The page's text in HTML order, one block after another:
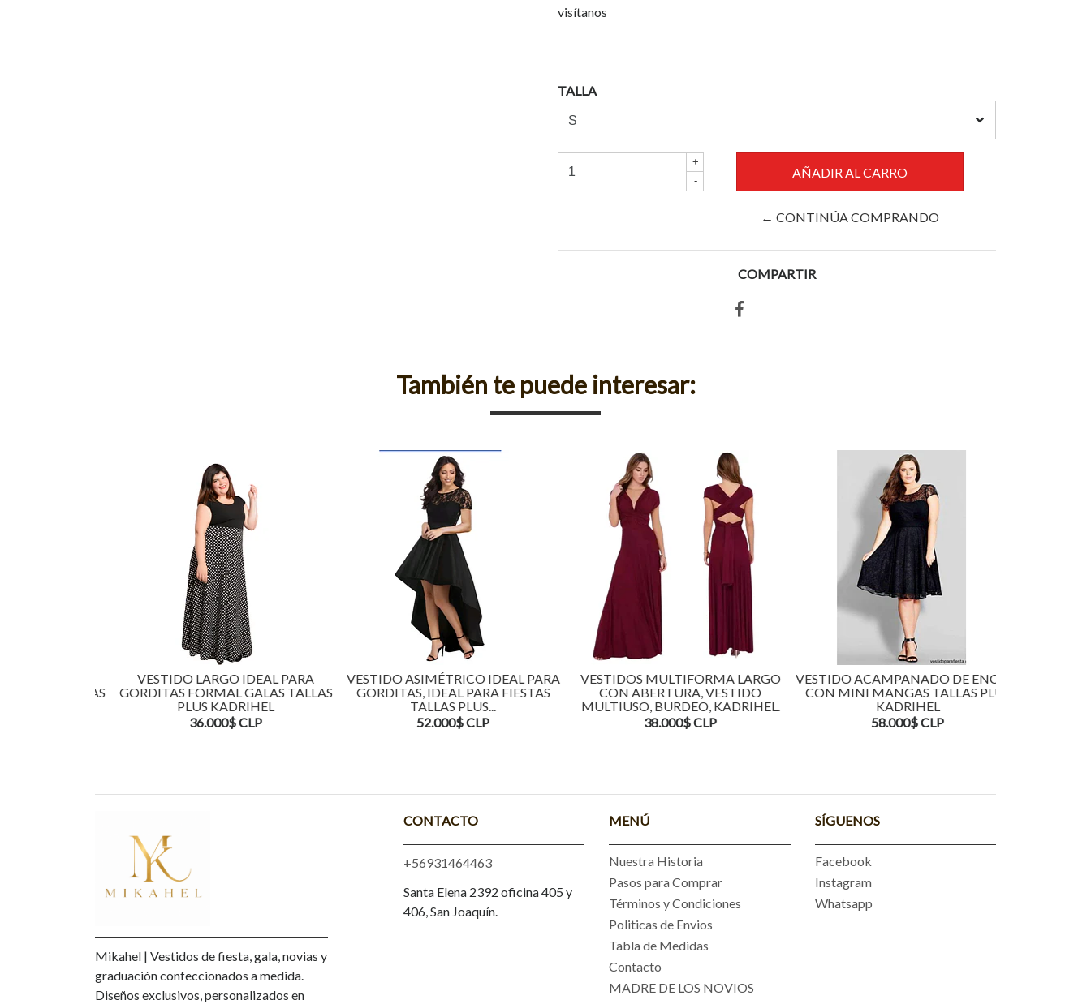
visítanos
TALLA
+
-
← CONTINÚA COMPRANDO
COMPARTIR
También te puede interesar:
VESTIDO LARGO IDEAL PARA
GORDITAS FORMAL GALAS TALLAS
PLUS KADRIHEL
36.000$ CLP
VESTIDO ASIMÉTRICO IDEAL PARA
GORDITAS, IDEAL PARA FIESTAS
TALLAS PLUS...
52.000$ CLP
VESTIDOS MULTIFORMA LARGO
CON ABERTURA, VESTIDO
MULTIUSO, BURDEO, KADRIHEL.
38.000$ CLP
VESTIDO ACAMPANADO DE ENCAJE
CON MINI MANGAS TALLAS PLUS
KADRIHEL
58.000$ CLP
Mikahel | Vestidos de fiesta, gala, novias y
graduación confeccionados a medida.
Diseños exclusivos, personalizados en
CONTACTO
+56931464463
Santa Elena 2392 oficina 405 y
406, San Joaquín.
MENÚ
Nuestra Historia
Pasos para Comprar
Términos y Condiciones
Politicas de Envios
Tabla de Medidas
Contacto
MADRE DE LOS NOVIOS
SÍGUENOS
Facebook
Instagram
Whatsapp